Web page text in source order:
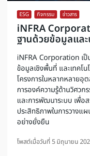
ESG กิจกรรม ข่าวสาร
iNFRA
ฐานด้วยข้อมูลแล
iNFRA Corporation เป็
ข้อมูลเชิงพื้นที่ และเทค
โครงการในหลากหลายอุ
การองค์ความรู้ด้านวิศวก
และการพัฒนาระบบ เพื่อ
ประสิทธิภาพในการวางแ
อย่างยั่งยืน
โพสต์เมื่อวันที่ 5 มิถุนายน